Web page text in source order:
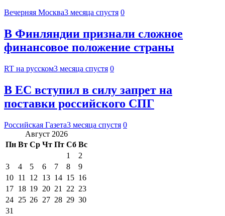
Вечерняя Москва3 месяца спустя 0
В Финляндии признали сложное
финансовое положение страны
RT на русском3 месяца спустя 0
В ЕС вступил в силу запрет на
поставки российского СПГ
Российская Газета3 месяца спустя 0
Август 2026
Пн Вт Ср Чт Пт Сб Вс
1
2
3
4 5 6 7 8
9
10 11 12 13 14 15 16
17 18 19 20 21 22 23
24 25 26 27 28 29 30
31